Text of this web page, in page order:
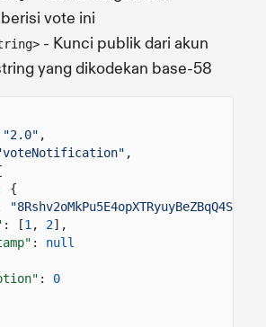
vote ini
- Kunci publik dari akun
yang dikodekan base-58
"2.0" ,
,
{
: [1 , 2],
:
null
:
0